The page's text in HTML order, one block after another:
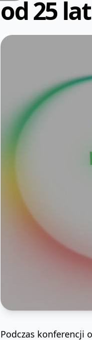
od 25 lat
Podczas konferencji